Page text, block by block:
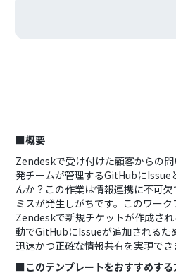
■概要
Zendeskで受け付けた顧客からの
発チームが管理するGitHubにIssue
んか？この作業は情報連携に不可
ミスが発生しがちです。このワーク
Zendeskで新規チケットが作成さ
動でGitHubにIssueが追加されるた
迅速かつ正確な情報共有を実現でき
■このテンプレートをおすすめする